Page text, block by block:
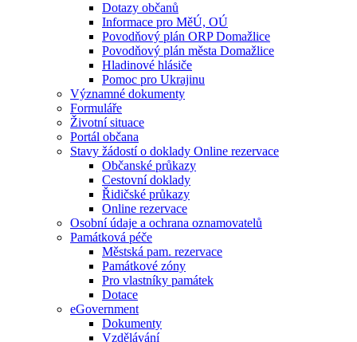
Dotazy občanů
Informace pro MěÚ, OÚ
Povodňový plán ORP Domažlice
Povodňový plán města Domažlice
Hladinové hlásiče
Pomoc pro Ukrajinu
Významné dokumenty
Formuláře
Životní situace
Portál občana
Stavy žádostí o doklady Online rezervace
Občanské průkazy
Cestovní doklady
Řidičské průkazy
Online rezervace
Osobní údaje a ochrana oznamovatelů
Památková péče
Městská pam. rezervace
Památkové zóny
Pro vlastníky památek
Dotace
eGovernment
Dokumenty
Vzdělávání